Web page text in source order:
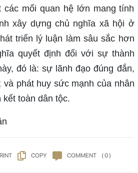
các mối quan hệ lớn mang tính
xây dựng chủ nghĩa xã hội ở
triển lý luận làm sâu sắc hơn
quyết định đối với sự thành
đó là: sự lãnh đạo đúng đắn,
phát huy sức mạnh của nhân
kết toàn dân tộc.
COPY COMMENT ( 0 )